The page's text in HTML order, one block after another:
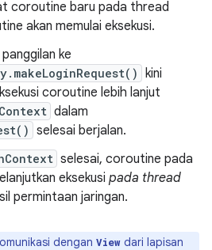
coroutine baru pada thread
akan memulai eksekusi.
ke
kini
coroutine lebih lanjut
dalam
selesai berjalan.
selesai, coroutine pada
eksekusi pada thread
permintaan jaringan.
dengan View dari lapisan